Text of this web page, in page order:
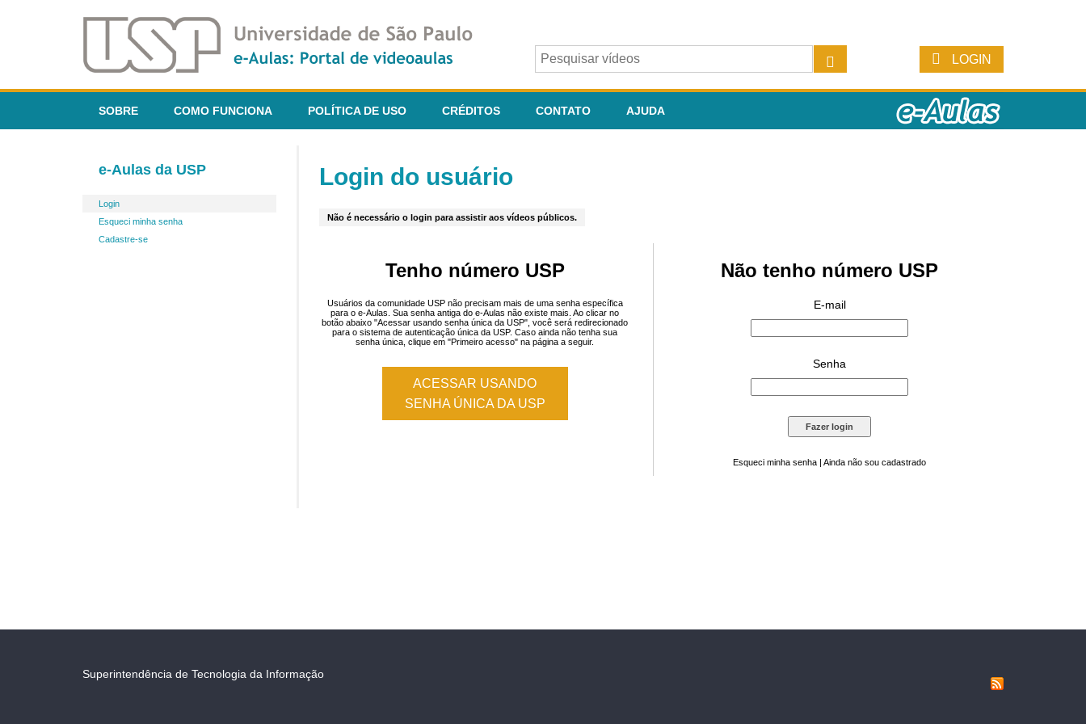
LOGIN
SOBRE COMO FUNCIONA POLÍTICA DE USO CRÉDITOS CONTATO AJUDA
e-Aulas da USP
Login
Esqueci minha senha
Cadastre-se
Login do usuário
Não é necessário o login para assistir aos vídeos públicos.
Tenho número USP
Usuários da comunidade USP não precisam mais de uma senha específica
para o e-Aulas. Sua senha antiga do e-Aulas não existe mais. Ao clicar no
botão abaixo "Acessar usando senha única da USP", você será redirecionado
para o sistema de autenticação única da USP. Caso ainda não tenha sua
senha única, clique em "Primeiro acesso" na página a seguir.
ACESSAR USANDO
SENHA ÚNICA DA USP
Não tenho número USP
E-mail
Senha
Esqueci minha senha | Ainda não sou cadastrado
Superintendência de Tecnologia da Informação